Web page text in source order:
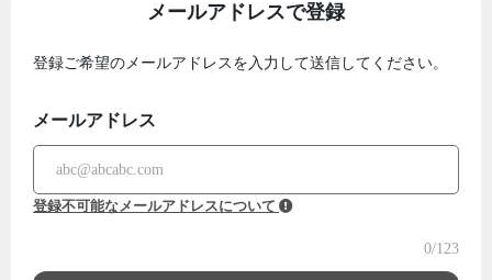
メールアドレスで登録
登録ご希望のメールアドレスを入力して送信してください。
メールアドレス
登録不可能なメールアドレスについて
0/123